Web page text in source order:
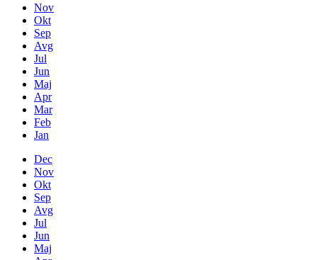
Nov
Okt
Sep
Avg
Jul
Jun
Maj
Apr
Mar
Feb
Jan
Dec
Nov
Okt
Sep
Avg
Jul
Jun
Maj